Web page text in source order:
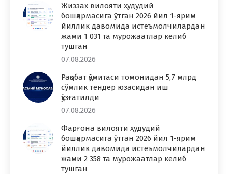
Жиззах вилояти ҳудудий
бошқармасига ўтган 2026 йил 1-ярим
йиллик давомида истеъмолчилардан
жами 1 031 та мурожаатлар келиб
тушган
07.08.2026
Рақобат қўмитаси томонидан 5,7 млрд
сўмлик тендер юзасидан иш
қўзғатилди
07.08.2026
Фарғона вилояти ҳудудий
бошқармасига ўтган 2026 йил 1-ярим
йиллик давомида истеъмолчилардан
жами 2 358 та мурожаатлар келиб
тушган